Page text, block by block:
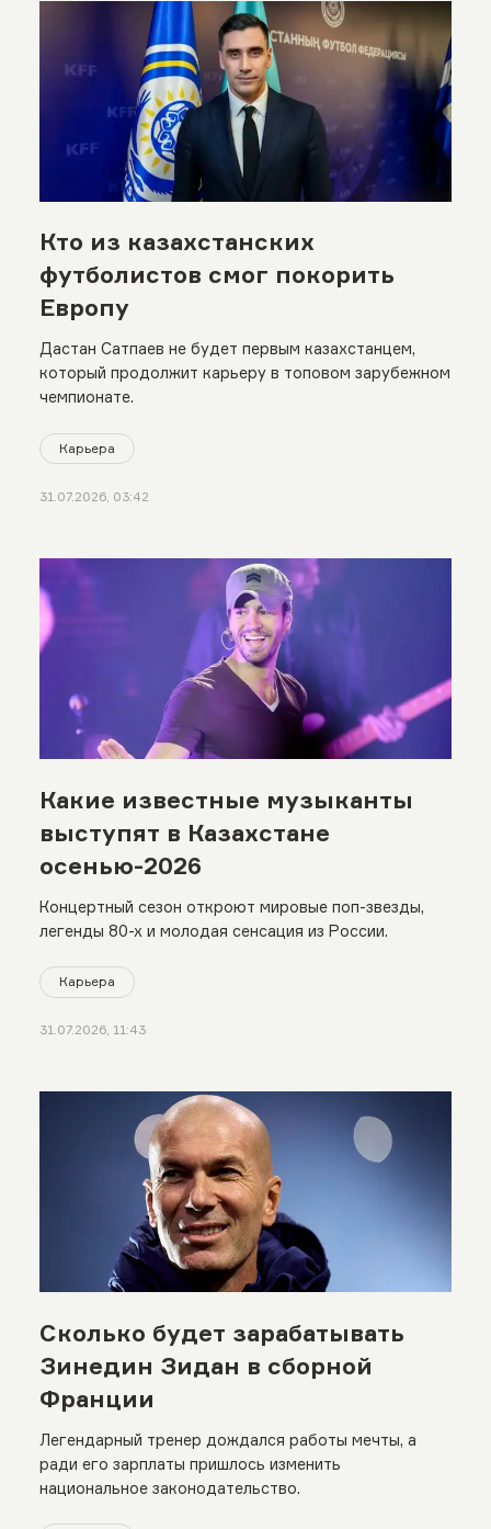
Кто из казахстанских
футболистов смог покорить
Европу
Дастан Сатпаев не будет первым казахстанцем,
который продолжит карьеру в топовом зарубежном
чемпионате.
Карьера
31.07.2026, 03:42
Какие известные музыканты
выступят в Казахстане
осенью-2026
Концертный сезон откроют мировые поп-звезды,
легенды 80-х и молодая сенсация из России.
Карьера
31.07.2026, 11:43
Сколько будет зарабатывать
Зинедин Зидан в сборной
Франции
Легендарный тренер дождался работы мечты, а
ради его зарплаты пришлось изменить
национальное законодательство.